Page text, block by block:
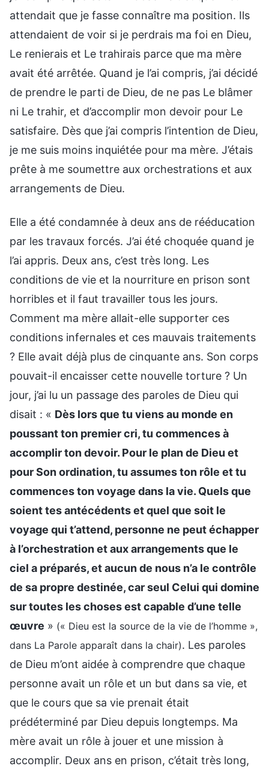
attendait que je fasse connaître ma position. Ils
attendaient de voir si je perdrais ma foi en Dieu,
Le renierais et Le trahirais parce que ma mère
avait été arrêtée. Quand je l’ai compris, j’ai décidé
de prendre le parti de Dieu, de ne pas Le blâmer
ni Le trahir, et d’accomplir mon devoir pour Le
satisfaire. Dès que j’ai compris l’intention de Dieu,
je me suis moins inquiétée pour ma mère. J’étais
prête à me soumettre aux orchestrations et aux
arrangements de Dieu.
Elle a été condamnée à deux ans de rééducation
par les travaux forcés. J’ai été choquée quand je
l’ai appris. Deux ans, c’est très long. Les
conditions de vie et la nourriture en prison sont
horribles et il faut travailler tous les jours.
Comment ma mère allait-elle supporter ces
conditions infernales et ces mauvais traitements
? Elle avait déjà plus de cinquante ans. Son corps
pouvait-il encaisser cette nouvelle torture ? Un
jour, j’ai lu un passage des paroles de Dieu qui
disait : « Dès lors que tu viens au monde en
poussant ton premier cri, tu commences à
accomplir ton devoir. Pour le plan de Dieu et
pour Son ordination, tu assumes ton rôle et tu
commences ton voyage dans la vie. Quels que
soient tes antécédents et quel que soit le
voyage qui t’attend, personne ne peut échapper
à l’orchestration et aux arrangements que le
ciel a préparés, et aucun de nous n’a le contrôle
de sa propre destinée, car seul Celui qui domine
sur toutes les choses est capable d’une telle
œuvre » (« Dieu est la source de la vie de l’homme »,
dans La Parole apparaît dans la chair). Les paroles
de Dieu m’ont aidée à comprendre que chaque
personne avait un rôle et un but dans sa vie, et
que le cours que sa vie prenait était
prédéterminé par Dieu depuis longtemps. Ma
mère avait un rôle à jouer et une mission à
accomplir. Deux ans en prison, c’était très long,